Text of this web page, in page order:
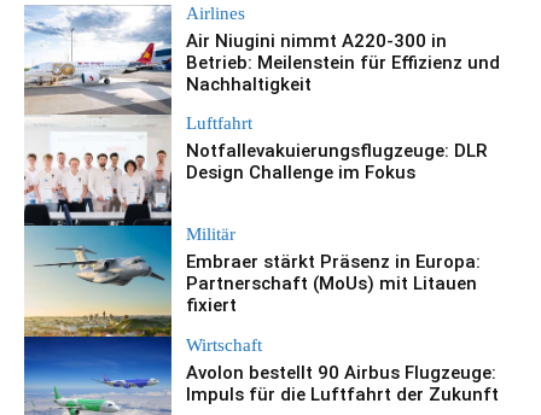
Airlines
Air Niugini nimmt A220-300 in
Betrieb: Meilenstein für Effizienz und
Nachhaltigkeit
Luftfahrt
Notfallevakuierungsflugzeuge: DLR
Design Challenge im Fokus
Militär
Embraer stärkt Präsenz in Europa:
Partnerschaft (MoUs) mit Litauen
fixiert
Wirtschaft
Avolon bestellt 90 Airbus Flugzeuge:
Impuls für die Luftfahrt der Zukunft